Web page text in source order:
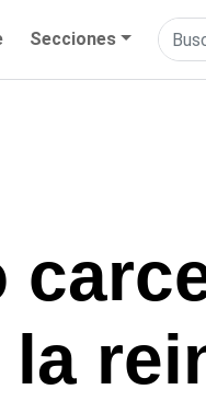
Secciones